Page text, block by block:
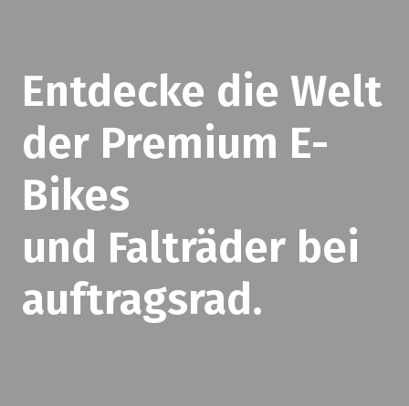
Entdecke die Welt
der Premium E-
Bikes
und Falträder bei
auftragsrad.